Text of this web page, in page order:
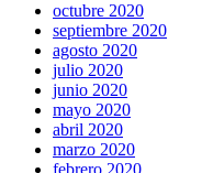
octubre 2020
septiembre 2020
agosto 2020
julio 2020
junio 2020
mayo 2020
abril 2020
marzo 2020